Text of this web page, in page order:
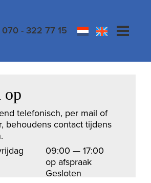
070 - 322 77 15
op
telefonisch, per mail of
behoudens contact tijdens
09:00 — 17:00
op afspraak
Gesloten